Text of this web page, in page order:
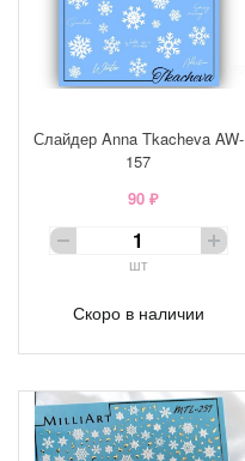
Слайдер Anna Tkacheva AW-
157
90 ₽
шт
Скоро в наличии